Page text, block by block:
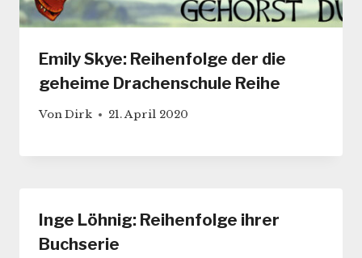
Emily Skye: Reihenfolge der die
geheime Drachenschule Reihe
VonDirk 21. April 2020
Inge Löhnig: Reihenfolge ihrer
Buchserie